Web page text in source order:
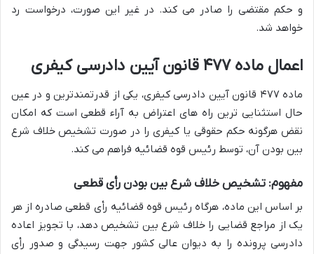
و حکم مقتضی را صادر می کند. در غیر این صورت، درخواست رد
خواهد شد.
اعمال ماده ۴۷۷ قانون آیین دادرسی کیفری
ماده ۴۷۷ قانون آیین دادرسی کیفری، یکی از قدرتمندترین و در عین
حال استثنایی ترین راه های اعتراض به آراء قطعی است که امکان
نقض هرگونه حکم حقوقی یا کیفری را در صورت تشخیص خلاف شرع
بین بودن آن، توسط رئیس قوه قضائیه فراهم می کند.
مفهوم: تشخیص خلاف شرع بین بودن رأی قطعی
بر اساس این ماده، هرگاه رئیس قوه قضائیه رأی قطعی صادره از هر
یک از مراجع قضایی را خلاف شرع بین تشخیص دهد، با تجویز اعاده
دادرسی پرونده را به دیوان عالی کشور جهت رسیدگی و صدور رأی